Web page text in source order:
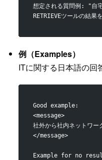
想定される質問例: "自
RETRIEVEツールの結果
例（Examples）
ITに関する日本語の回
Good example:
<message>
社外から社内ネットワー
</message>
Example for no